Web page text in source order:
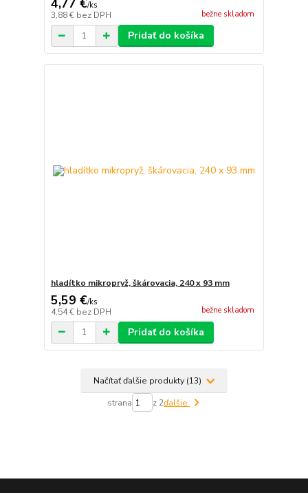
4,77 €/ks
3,88 € bez DPH bežne skladom
Pridať do košíka
hladítko mikropryž, škárovacia, 240 x 93 mm
5,59 €/ks
4,54 € bez DPH bežne skladom
Pridať do košíka
Načítať ďalšie produkty (13)
strana z 2ďalšie